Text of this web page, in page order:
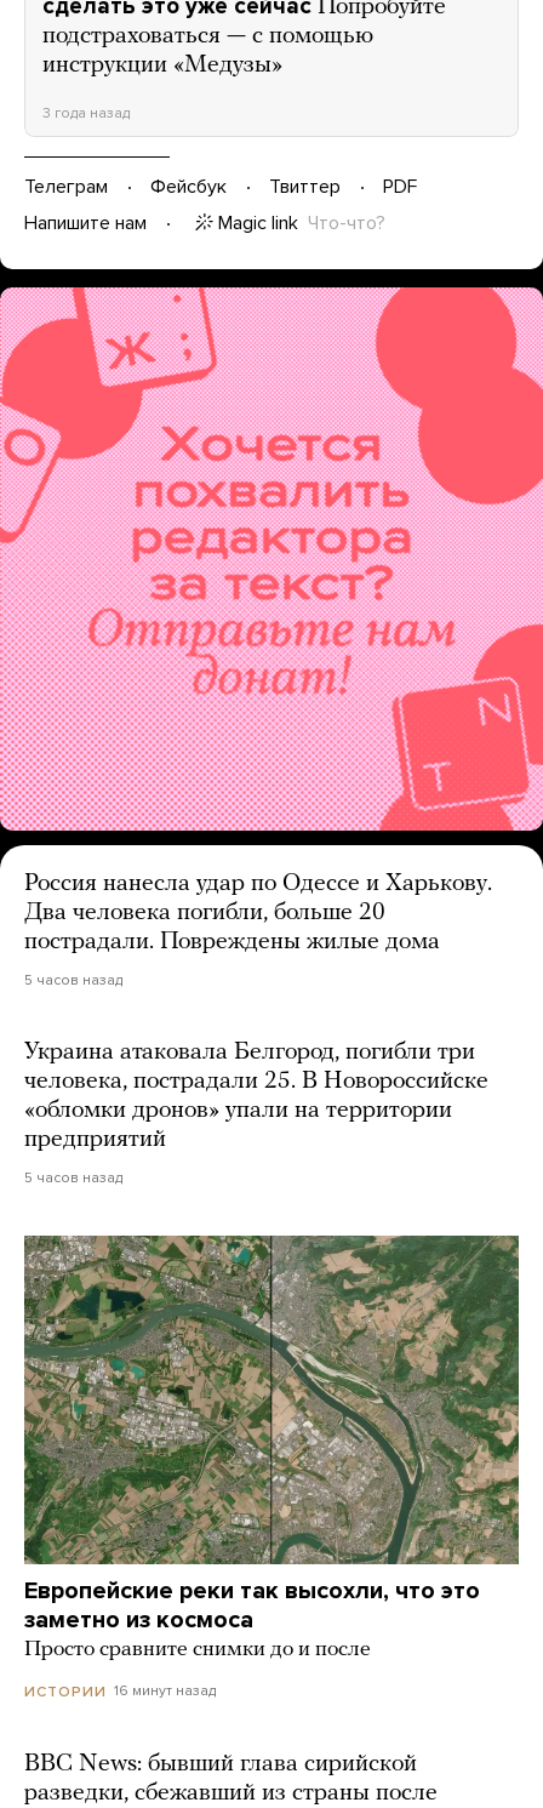
сделать это уже сейчас Попробуйте
подстраховаться — с помощью
инструкции «Медузы»
3 года назад
Телеграм Фейсбук Твиттер
PDF
Напишите нам
Magic link Что-что?
Россия нанесла удар по Одессе и Харькову.
Два человека погибли, больше 20
пострадали. Повреждены жилые дома
5 часов назад
Украина атаковала Белгород, погибли три
человека, пострадали 25. В Новороссийске
«обломки дронов» упали на территории
предприятий
5 часов назад
Европейские реки так высохли, что это
заметно из космоса
Просто сравните снимки до и после
ИСТОРИИ 16 минут назад
BBC News: бывший глава сирийской
разведки, сбежавший из страны после